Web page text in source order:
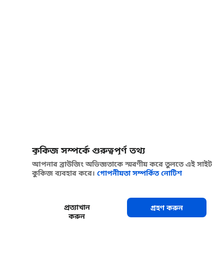
কুকিজ সম্পর্কে গুরুত্বপূর্ণ তথ্য
আপনার ব্রাউজিং অভিজ্ঞতাকে স্মরণীয় করে তুলতে এই সাইট
কুকিজ ব্যবহার করে। গোপনীয়তা সম্পর্কিত নোটিশ
প্রত্যাখান
করুন
গ্রহণ করুন